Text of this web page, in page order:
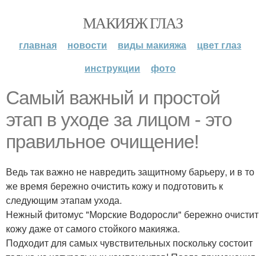
МАКИЯЖ ГЛАЗ
главная новости виды макияжа
цвет глаз
инструкции
фото
Самый важный и простой
этап в уходе за лицом - это
правильное очищение!
Ведь так важно не навредить защитному барьеру, и в то
же время бережно очистить кожу и подготовить к
следующим этапам ухода.
Нежный фитомус "Морские Водоросли" бережно очистит
кожу даже от самого стойкого макияжа.
Подходит для самых чувствительных поскольку состоит